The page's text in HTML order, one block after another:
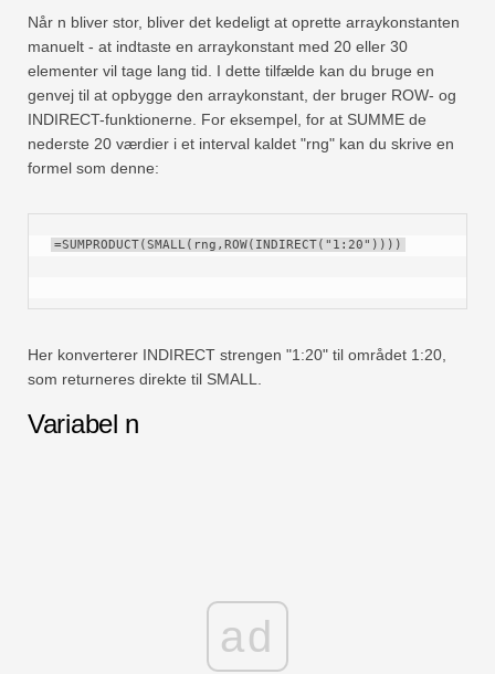
Når n bliver stor, bliver det kedeligt at oprette arraykonstanten
manuelt - at indtaste en arraykonstant med 20 eller 30
elementer vil tage lang tid. I dette tilfælde kan du bruge en
genvej til at opbygge den arraykonstant, der bruger ROW- og
INDIRECT-funktionerne. For eksempel, for at SUMME de
nederste 20 værdier i et interval kaldet "rng" kan du skrive en
formel som denne:
=SUMPRODUCT(SMALL(rng,ROW(INDIRECT("1:20"))))
Her konverterer INDIRECT strengen "1:20" til området 1:20,
som returneres direkte til SMALL.
Variabel n
ad